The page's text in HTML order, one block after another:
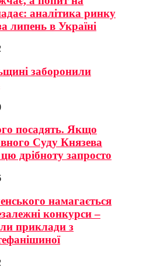
аналітика ринку
липень в Україні
заборонили
посадять. Якщо
Суду Князева
дрібноту запросто
намагається
конкурси –
приклади з